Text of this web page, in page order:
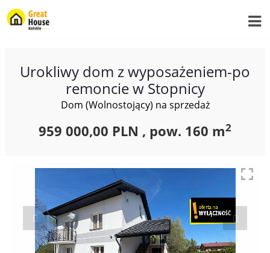
Urokliwy dom z wyposażeniem-po
remoncie w Stopnicy
Dom (Wolnostojący) na sprzedaż
959 000,00 PLN , pow. 160 m2